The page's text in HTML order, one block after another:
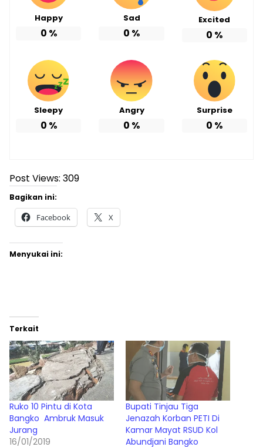
Happy
0 %
Sad
0 %
Excited
0 %
Sleepy
0 %
Angry
0 %
Surprise
0 %
Post Views: 309
Bagikan ini:
Facebook X
Menyukai ini:
Terkait
Ruko 10 Pintu di Kota
Bangko Ambruk Masuk
Jurang
16/01/2019
Bupati Tinjau Tiga
Jenazah Korban PETI Di
Kamar Mayat RSUD Kol
Abundjani Bangko